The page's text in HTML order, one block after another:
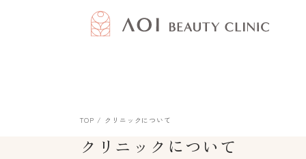
TOP クリニックについて
クリニックについて